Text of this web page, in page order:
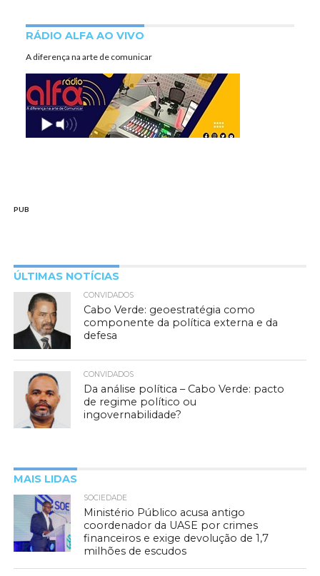
RÁDIO ALFA AO VIVO
A diferença na arte de comunicar
PUB
ÚLTIMAS NOTÍCIAS
CONVIDADOS
Cabo Verde: geoestratégia como
componente da política externa e da
defesa
CONVIDADOS
Da análise política – Cabo Verde: pacto
de regime político ou
ingovernabilidade?
MAIS LIDAS
SOCIEDADE
Ministério Público acusa antigo
coordenador da UASE por crimes
financeiros e exige devolução de 1,7
milhões de escudos